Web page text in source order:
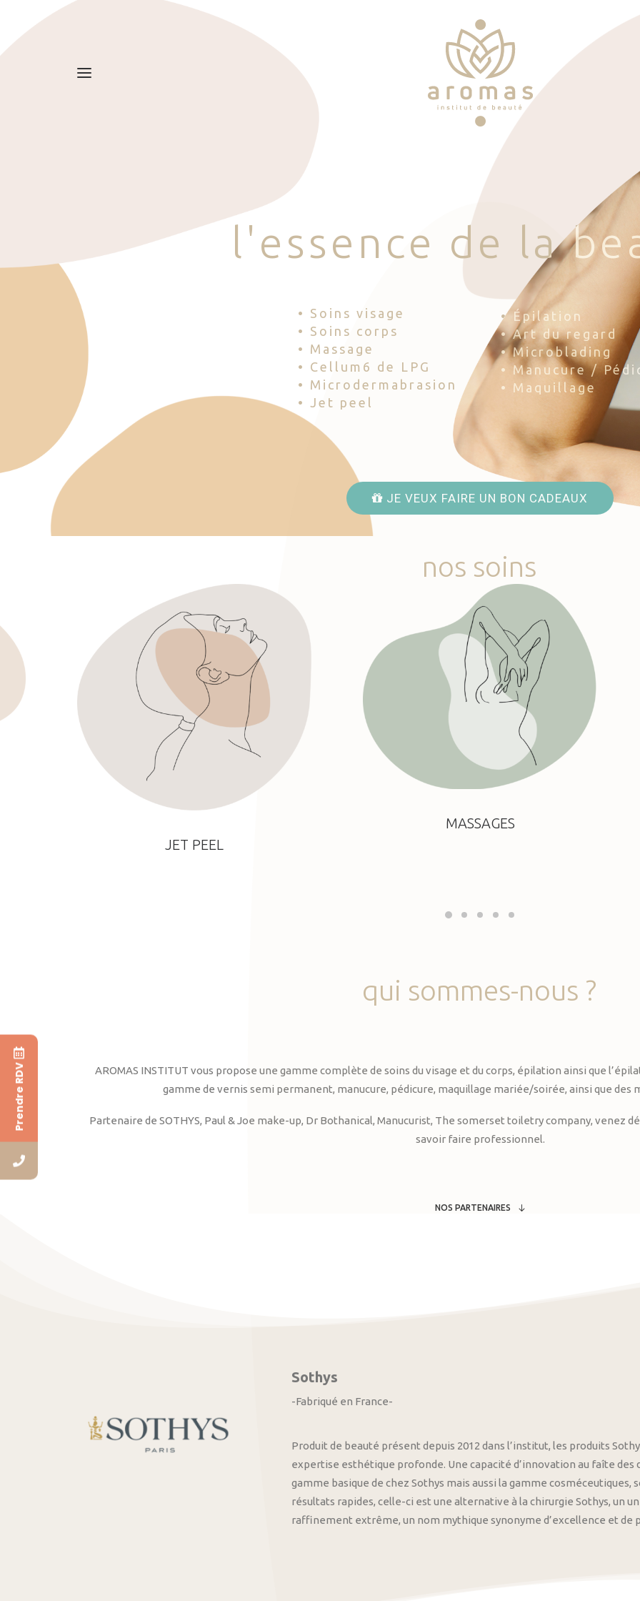
l 'esse nce d e la be
• Soins visage
• Soins corps
• Massage
• Cellum6 de LPG
• Microdermabrasion
• Jet peel
• Épilation
• Art du regard
• Microblading
• Manucure /
• Maquillage
JE VEUX FAIRE UN BON CADEAUX
nos soins
JET PEEL
MASSAGES
qui sommes-nous ?
AROMAS INSTITUT vous propose une gamme complète de soins du visage et du corps, épilation ainsi que
gamme de vernis semi permanent, manucure, pédicure, maquillage mariée/soirée, ainsi que des
Partenaire de SOTHYS, Paul & Joe make-up, Dr Bothanical, Manucurist, The somerset toiletry company, venez
savoir faire professionnel.
NOS PARTENAIRES
Sothys
-Fabriqué en France-
Produit de beauté présent depuis 2012 dans l’institut, les produits
expertise esthétique profonde. Une capacité d’innovation au faîte
gamme basique de chez Sothys mais aussi la gamme
résultats rapides, celle-ci est une alternative à la chirurgie Sothys, un
raffinement extrême, un nom mythique synonyme d’excellence et de
Prendre RDV